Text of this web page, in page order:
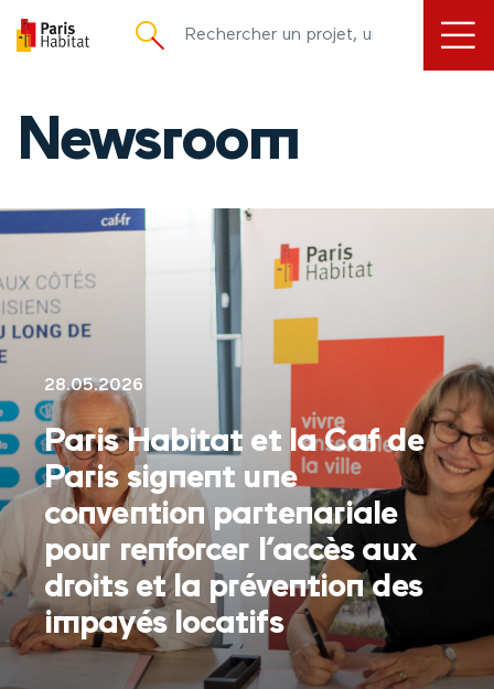
principal
Newsroom
28.05.2026
Paris Habitat et la Caf de
Paris signent une
convention partenariale
pour renforcer l’accès aux
droits et la prévention des
impayés locatifs